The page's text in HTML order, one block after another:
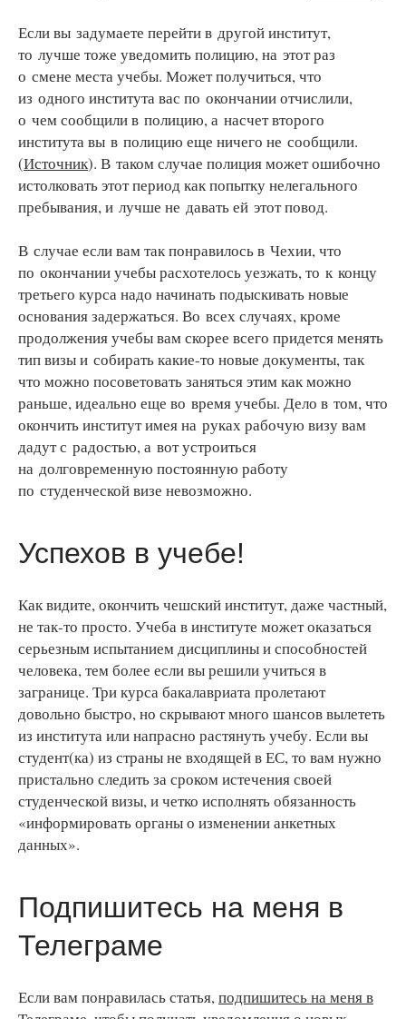
Если вы задумаете перейти в другой институт,
то лучше тоже уведомить полицию, на этот раз
о смене места учебы. Может получиться, что
из одного института вас по окончании отчислили,
о чем сообщили в полицию, а насчет второго
института вы в полицию еще ничего не сообщили.
(Источник). В таком случае полиция может ошибочно
истолковать этот период как попытку нелегального
пребывания, и лучше не давать ей этот повод.
В случае если вам так понравилось в Чехии, что
по окончании учебы расхотелось уезжать, то к концу
третьего курса надо начинать подыскивать новые
основания задержаться. Во всех случаях, кроме
продолжения учебы вам скорее всего придется менять
тип визы и собирать какие-то новые документы, так
что можно посоветовать заняться этим как можно
раньше, идеально еще во время учебы. Дело в том, что
окончить институт имея на руках рабочую визу вам
дадут с радостью, а вот устроиться
на долговременную постоянную работу
по студенческой визе невозможно.
Успехов в учебе!
Как видите, окончить чешский институт, даже частный,
не так-то просто. Учеба в институте может оказаться
серьезным испытанием дисциплины и способностей
человека, тем более если вы решили учиться в
загранице. Три курса бакалавриата пролетают
довольно быстро, но скрывают много шансов вылететь
из института или напрасно растянуть учебу. Если вы
студент(ка) из страны не входящей в ЕС, то вам нужно
пристально следить за сроком истечения своей
студенческой визы, и четко исполнять обязанность
«информировать органы о изменении анкетных
данных».
Подпишитесь на меня в
Телеграме
Если вам понравилась статья,подпишитесь на меня в